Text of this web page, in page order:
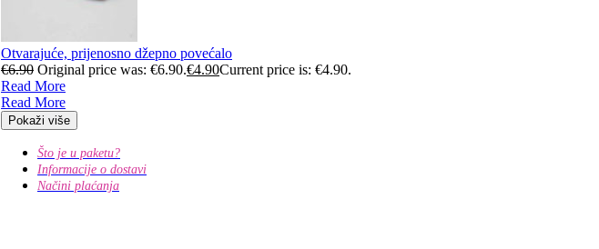
Otvarajuće, prijenosno džepno povećalo
€6.90 Original price was: €6.90.€4.90Current price is: €4.90.
Read More
Read More
Pokaži više
Što je u paketu?
Informacije o dostavi
Načini plaćanja